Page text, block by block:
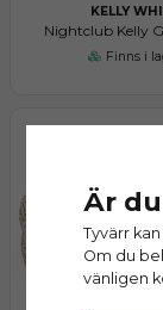
KELLY
Nightclub Kelly
Finns i
Är du
Tyvärr
Om du
vänligen